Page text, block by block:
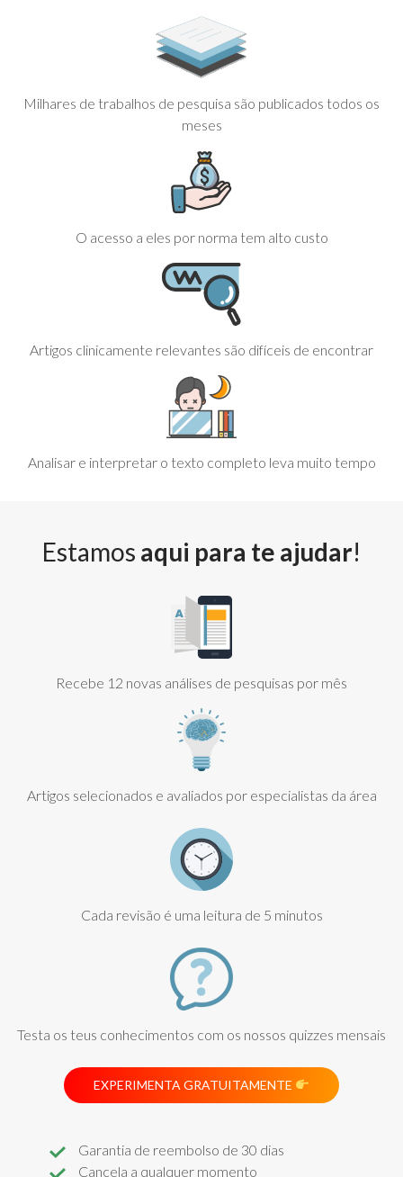
Milhares de trabalhos de pesquisa são publicados todos os
meses
O acesso a eles por norma tem alto custo
Artigos clinicamente relevantes são difíceis de encontrar
Analisar e interpretar o texto completo leva muito tempo
Estamos aqui para te ajudar!
Recebe 12 novas análises de pesquisas por mês
Artigos selecionados e avaliados por especialistas da área
Cada revisão é uma leitura de 5 minutos
Testa os teus conhecimentos com os nossos quizzes mensais
EXPERIMENTA GRATUITAMENTE
Garantia de reembolso de 30 dias
Cancela a qualquer momento